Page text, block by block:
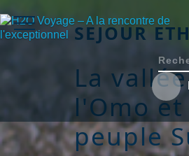
SEJOUR
La
l'Omo et
peuple